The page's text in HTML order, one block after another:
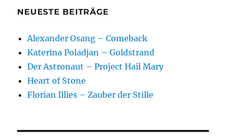
NEUESTE BEITRÄGE
Alexander Osang – Comeback
Katerina Poladjan – Goldstrand
Der Astronaut – Project Hail Mary
Heart of Stone
Florian Illies – Zauber der Stille